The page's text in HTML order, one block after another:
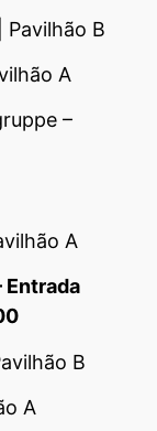
Pavilhão B
A
–
A
Entrada
B
A